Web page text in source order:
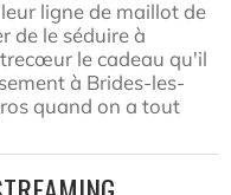
ligne de maillot de
de le séduire à
le cadeau qu'il
à Brides-les-
quand on a tout